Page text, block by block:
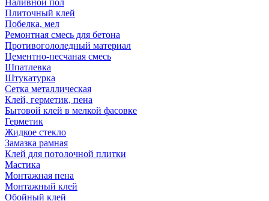
Наливной пол
Плиточный клей
Побелка, мел
Ремонтная смесь для бетона
Противогололедный материал
Цементно-песчаная смесь
Шпатлевка
Штукатурка
Сетка металлическая
Клей, герметик, пена
Бытовой клей в мелкой фасовке
Герметик
Жидкое стекло
Замазка рамная
Клей для потолочной плитки
Мастика
Монтажная пена
Монтажный клей
Обойный клей